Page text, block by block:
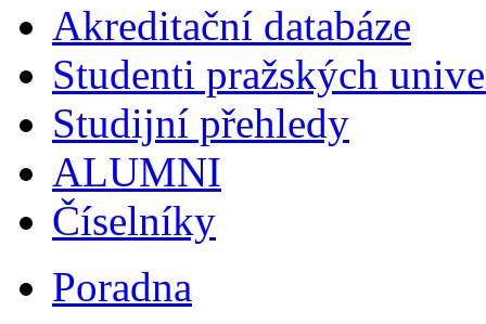
Akreditační databáze
Studenti pražských
Studijní přehledy
ALUMNI
Číselníky
Poradna